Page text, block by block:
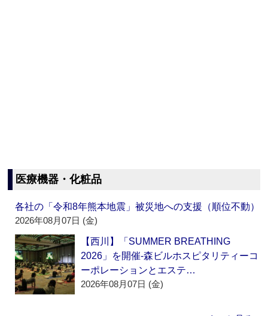
医療機器・化粧品
各社の「令和8年熊本地震」被災地への支援（順位不動）
2026年08月07日 (金)
【西川】「SUMMER BREATHING
2026」を開催‐森ビルホスピタリティーコ
ーポレーションとエステ…
2026年08月07日 (金)